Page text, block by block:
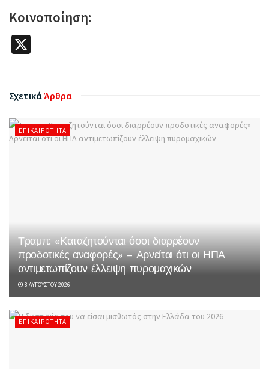
Κοινοποίηση:
ΣχετικάΆρθρα
ΕΠΙΚΑΙΡΌΤΗΤΑ
Τραμπ: «Καταζητούνται όσοι διαρρέουν
προδοτικές αναφορές» – Αρνείται ότι οι ΗΠΑ
αντιμετωπίζουν έλλειψη πυρομαχικών
8 ΑΥΓΟΎΣΤΟΥ 2026
ΕΠΙΚΑΙΡΌΤΗΤΑ